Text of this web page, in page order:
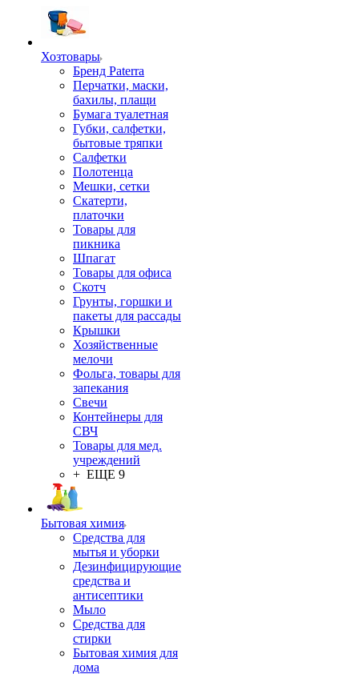
Хозтовары
Бренд Paterra
Перчатки, маски,
бахилы, плащи
Бумага туалетная
Губки, салфетки,
бытовые тряпки
Салфетки
Полотенца
Мешки, сетки
Скатерти,
платочки
Товары для
пикника
Шпагат
Товары для офиса
Скотч
Грунты, горшки и
пакеты для рассады
Крышки
Хозяйственные
мелочи
Фольга, товары для
запекания
Свечи
Контейнеры для
СВЧ
Товары для мед.
учреждений
+ ЕЩЕ 9
Бытовая химия
Средства для
мытья и уборки
Дезинфицирующие
средства и
антисептики
Мыло
Средства для
стирки
Бытовая химия для
дома